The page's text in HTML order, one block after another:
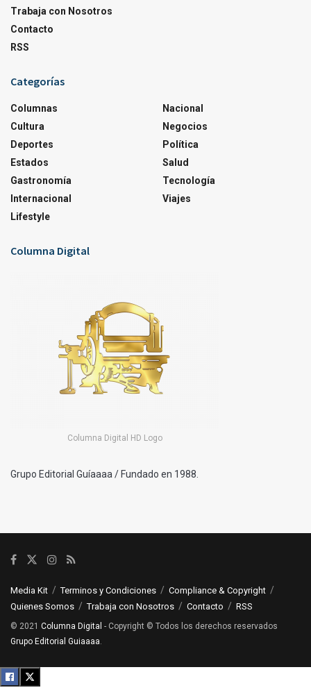
Trabaja con Nosotros
Contacto
RSS
Categorías
Columnas
Cultura
Deportes
Estados
Gastronomía
Internacional
Lifestyle
Nacional
Negocios
Política
Salud
Tecnología
Viajes
Columna Digital
Columna Digital HD Logo
Grupo Editorial Guíaaaa / Fundado en 1988.
Media Kit Terminos y Condiciones
Compliance & Copyright
Quienes Somos
Trabaja con Nosotros Contacto RSS
© 2021 Columna Digital - Copyright © Todos los derechos reservados
Grupo Editorial Guiaaaa.